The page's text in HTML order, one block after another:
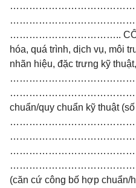
…………………………….. CÔNG
hóa, quá trình, dịch vụ, môi
nhãn hiệu, đặc trưng kỹ
chuẩn/quy chuẩn kỹ thuật
(căn cứ công bố hợp